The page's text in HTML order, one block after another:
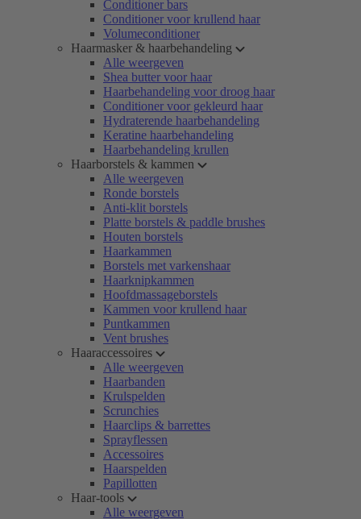
Conditioner bars
Conditioner voor krullend haar
Volumeconditioner
Haarmasker & haarbehandeling
Alle weergeven
Shea butter voor haar
Haarbehandeling voor droog haar
Conditioner voor gekleurd haar
Hydraterende haarbehandeling
Keratine haarbehandeling
Haarbehandeling krullen
Haarborstels & kammen
Alle weergeven
Ronde borstels
Anti-klit borstels
Platte borstels & paddle brushes
Houten borstels
Haarkammen
Borstels met varkenshaar
Haarknipkammen
Hoofdmassageborstels
Kammen voor krullend haar
Puntkammen
Vent brushes
Haaraccessoires
Alle weergeven
Haarbanden
Krulspelden
Scrunchies
Haarclips & barrettes
Sprayflessen
Accessoires
Haarspelden
Papillotten
Haar-tools
Alle weergeven